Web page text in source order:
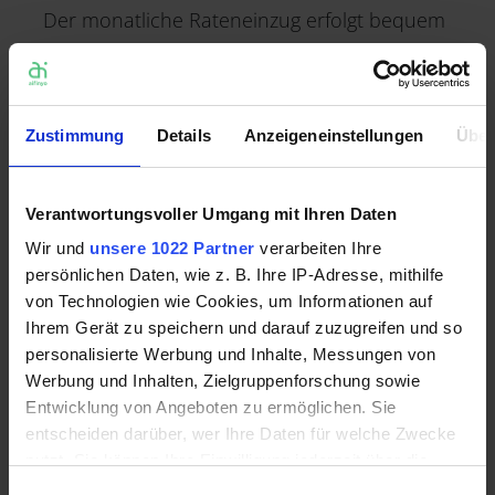
Zustimmung Details Anzeigeneinstellungen
Verantwortungsvoller Umgang mit Ihren Daten
Wir und unsere 1022 Partner verarbeiten Ihre
persönlichen Daten, wie z. B. Ihre IP-Adresse, mithilfe
von Technologien wie Cookies, um Informationen auf
Ihrem Gerät zu speichern und darauf zuzugreifen und so
personalisierte Werbung und Inhalte, Messungen von
Werbung und Inhalten, Zielgruppenforschung sowie
Entwicklung von Angeboten zu ermöglichen. Sie
entscheiden darüber, wer Ihre Daten für welche Zwecke
Der monatliche Rateneinzug erfolgt bequem
des Monats.
wird zu Deinem Vorteil vollständig auf
Wie lange läuft mein Vertrag?
Wir wollen Ihr Unternehmen langfristig
begleiten und unterstützen. Die
Vertragslaufzeit beträgt daher 24 Monate.
Für die Bereitstellung unserer Einkaufslinie
fällt eine monatliche Gebühr von 49,00 € an.